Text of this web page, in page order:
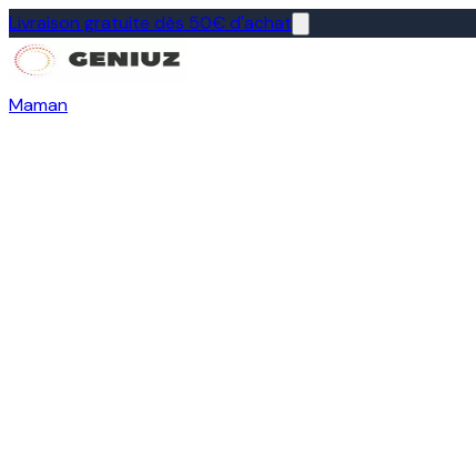
Livraison gratuite dès 50€ d'achat
Maman